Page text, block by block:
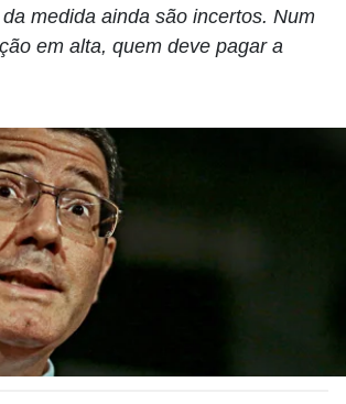
medida ainda são incertos. Num
em alta, quem deve pagar a